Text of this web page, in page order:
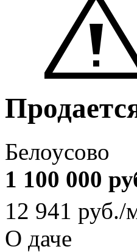
Белоусово
1 100 000
12 941 руб./
О даче